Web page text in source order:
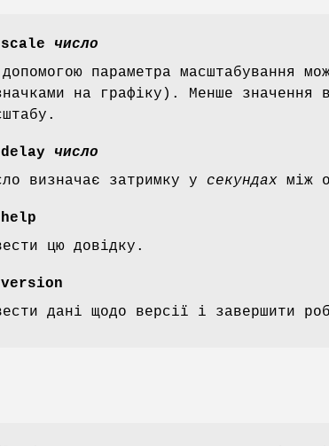
число
параметра масштабування
на графіку). Менше значення
число
визначає затримку у секундах між
цю довідку.
дані щодо версії і завершити